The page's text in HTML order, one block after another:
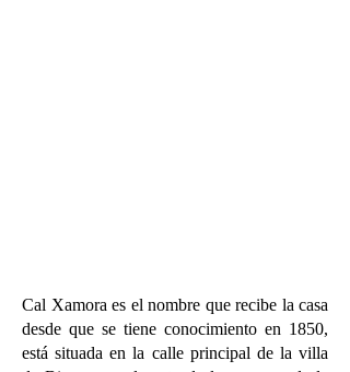
Cal Xamora es el nombre que recibe la casa
desde que se tiene conocimiento en 1850,
está situada en la calle principal de la villa